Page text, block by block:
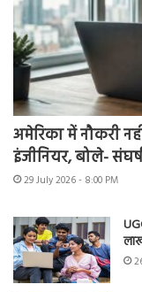
अमेरिका में नौकरी
इंजीनियर, बोले-
29 July 2026 - 8:00 PM